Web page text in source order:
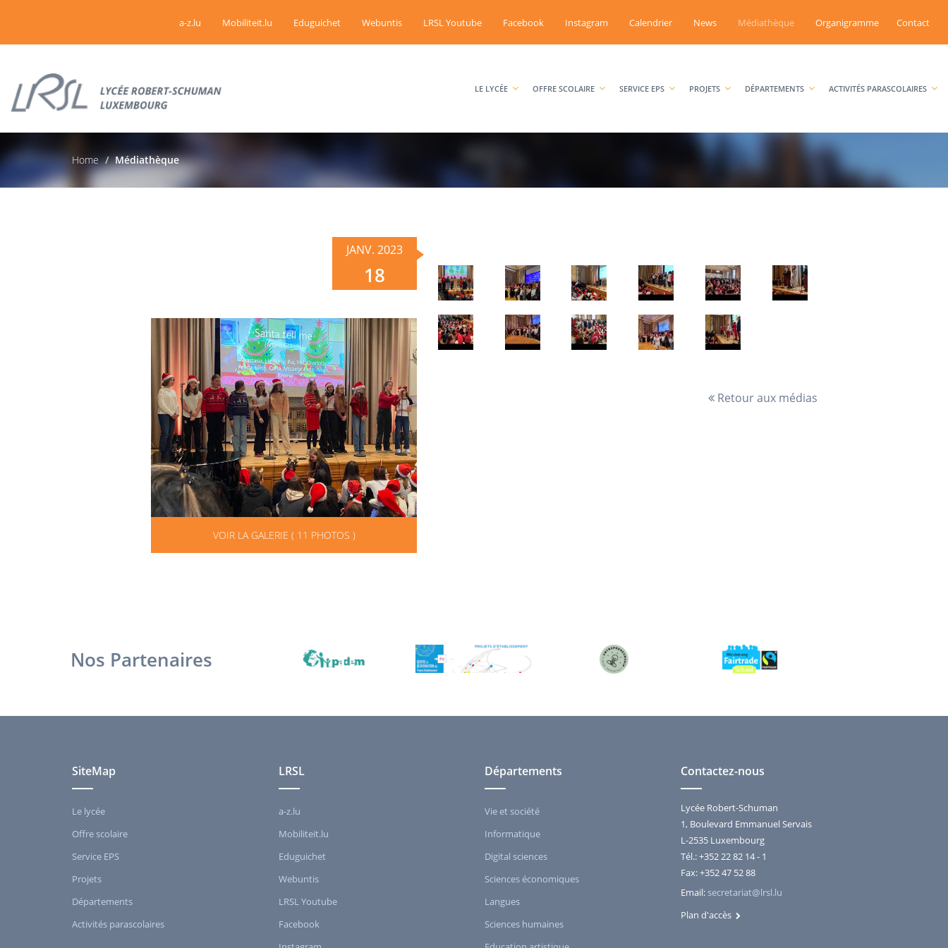
a-z.lu Mobiliteit.lu Eduguichet Webuntis LRSL Youtube Facebook Instagram Calendrier News Médiathèque Organigramme Contact
LE LYCÉE OFFRE SCOLAIRE SERVICE EPS PROJETS DÉPARTEMENTS ACTIVITÉS PARASCOLAIRES
Home Médiathèque
JANV. 2023
18
VOIR LA GALERIE ( 11 PHOTOS )
Retour aux médias
Nos Partenaires
SiteMap
Le lycée
Offre scolaire
Service EPS
Projets
Départements
Activités parascolaires
LRSL
a-z.lu
Mobiliteit.lu
Eduguichet
Webuntis
LRSL Youtube
Facebook
Départements
Vie et société
Informatique
Digital sciences
Sciences économiques
Langues
Sciences humaines
Contactez-nous
Lycée Robert-Schuman
1, Boulevard Emmanuel Servais
L-2535 Luxembourg
Tél.: +352 22 82 14 - 1
Fax: +352 47 52 88
Email: secretariat@lrsl.lu
Plan d'accès